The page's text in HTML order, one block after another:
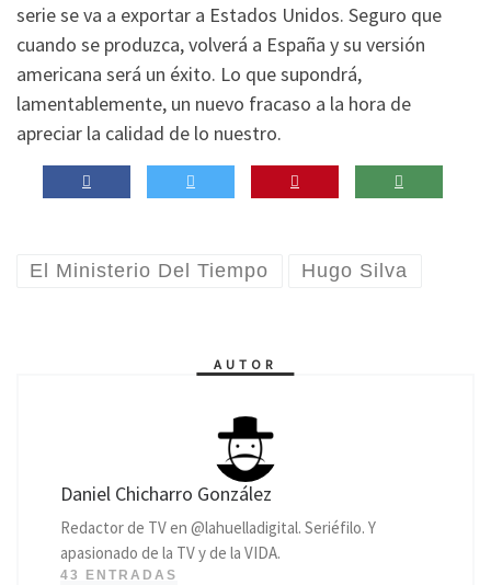
serie se va a exportar a Estados Unidos. Seguro que
cuando se produzca, volverá a España y su versión
americana será un éxito. Lo que supondrá,
lamentablemente, un nuevo fracaso a la hora de
apreciar la calidad de lo nuestro.
El Ministerio Del Tiempo Hugo Silva
AUTOR
Daniel Chicharro González
Redactor de TV en @lahuelladigital. Seriéfilo. Y
apasionado de la TV y de la VIDA.
43 ENTRADAS